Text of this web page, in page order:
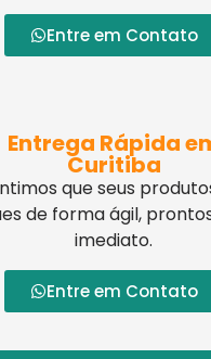
Entre em Contato
Entrega Rápida
Curitiba
que seus
de forma ágil,
imediato.
Entre em Contato